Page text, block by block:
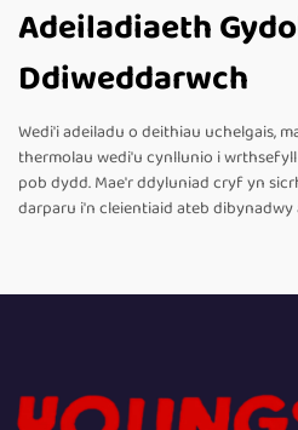
Adeiladiaeth
Ddiweddarwch
Wedi'i adeiladu o deithiau uchelgais,
thermolau wedi'u cynllunio i
pob dydd. Mae'r ddyluniad cryf yn
darparu i'n cleientiaid ateb dibynadwy